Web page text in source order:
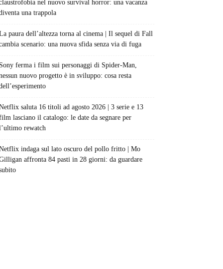
nel nuovo survival horror: una vacanza
una trappola
paura dell’altezza torna al cinema | Il sequel di Fall
scenario: una nuova sfida senza via di fuga
ferma i film sui personaggi di Spider-Man,
nuovo progetto è in sviluppo: cosa resta
saluta 16 titoli ad agosto 2026 | 3 serie e 13
lasciano il catalogo: le date da segnare per
rewatch
indaga sul lato oscuro del pollo fritto | Mo
affronta 84 pasti in 28 giorni: da guardare